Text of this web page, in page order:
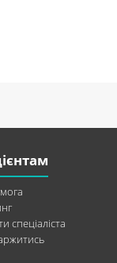
спеціаліста